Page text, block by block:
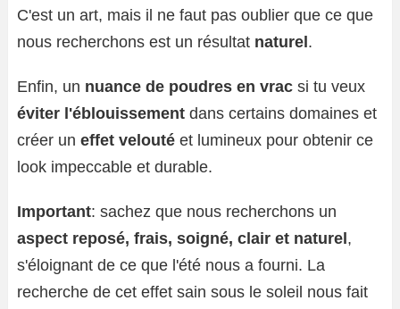
C'est un art, mais il ne faut pas oublier que ce que
nous recherchons est un résultat naturel .
Enfin, un nuance de poudres en vrac si tu veux
éviter l'éblouissement dans certains domaines et
créer un effet velouté et lumineux pour obtenir ce
look impeccable et durable.
Important: sachez que nous recherchons un
aspect reposé, frais, soigné, clair et naturel ,
s'éloignant de ce que l'été nous a fourni. La
recherche de cet effet sain sous le soleil nous fait